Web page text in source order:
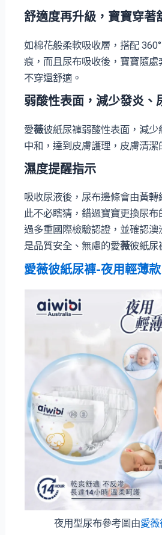
舒適度再升級，寶寶穿著
如棉花般柔軟吸收層，搭配
痕，而且尿布吸收後，寶寶隨
不穿還舒適。
弱酸性表面，減少發炎、
愛薇彼紙尿褲弱酸性表面，減
中和，達到皮膚護理，皮膚清潔
濕度提醒指示
吸收尿液後，尿布邊條會由黃
此不必瞎猜，錯過寶寶更換尿
過多重國際檢驗認證，並確認
是品質安全、無慮的愛薇彼紙尿
愛薇彼紙尿褲-夜用輕薄款
夜用型尿布參考圖由愛